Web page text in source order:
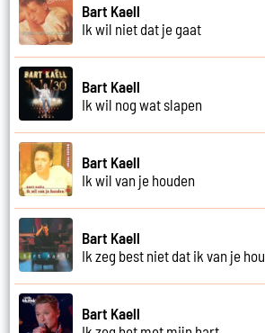
Bart Kaell
Ik wil niet dat je gaat
Bart Kaell
Ik wil nog wat slapen
Bart Kaell
Ik wil van je houden
Bart Kaell
Ik zeg best niet dat ik van je hou
Bart Kaell